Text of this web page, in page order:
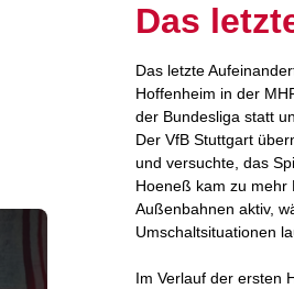
Das
Das letzte
Hoffenheim in der
der Bundesliga statt
Der VfB Stuttgart
und versuchte, das
Hoeneß kam zu mehr
Außenbahnen aktiv,
Umschaltsituationen
Im Verlauf der ersten